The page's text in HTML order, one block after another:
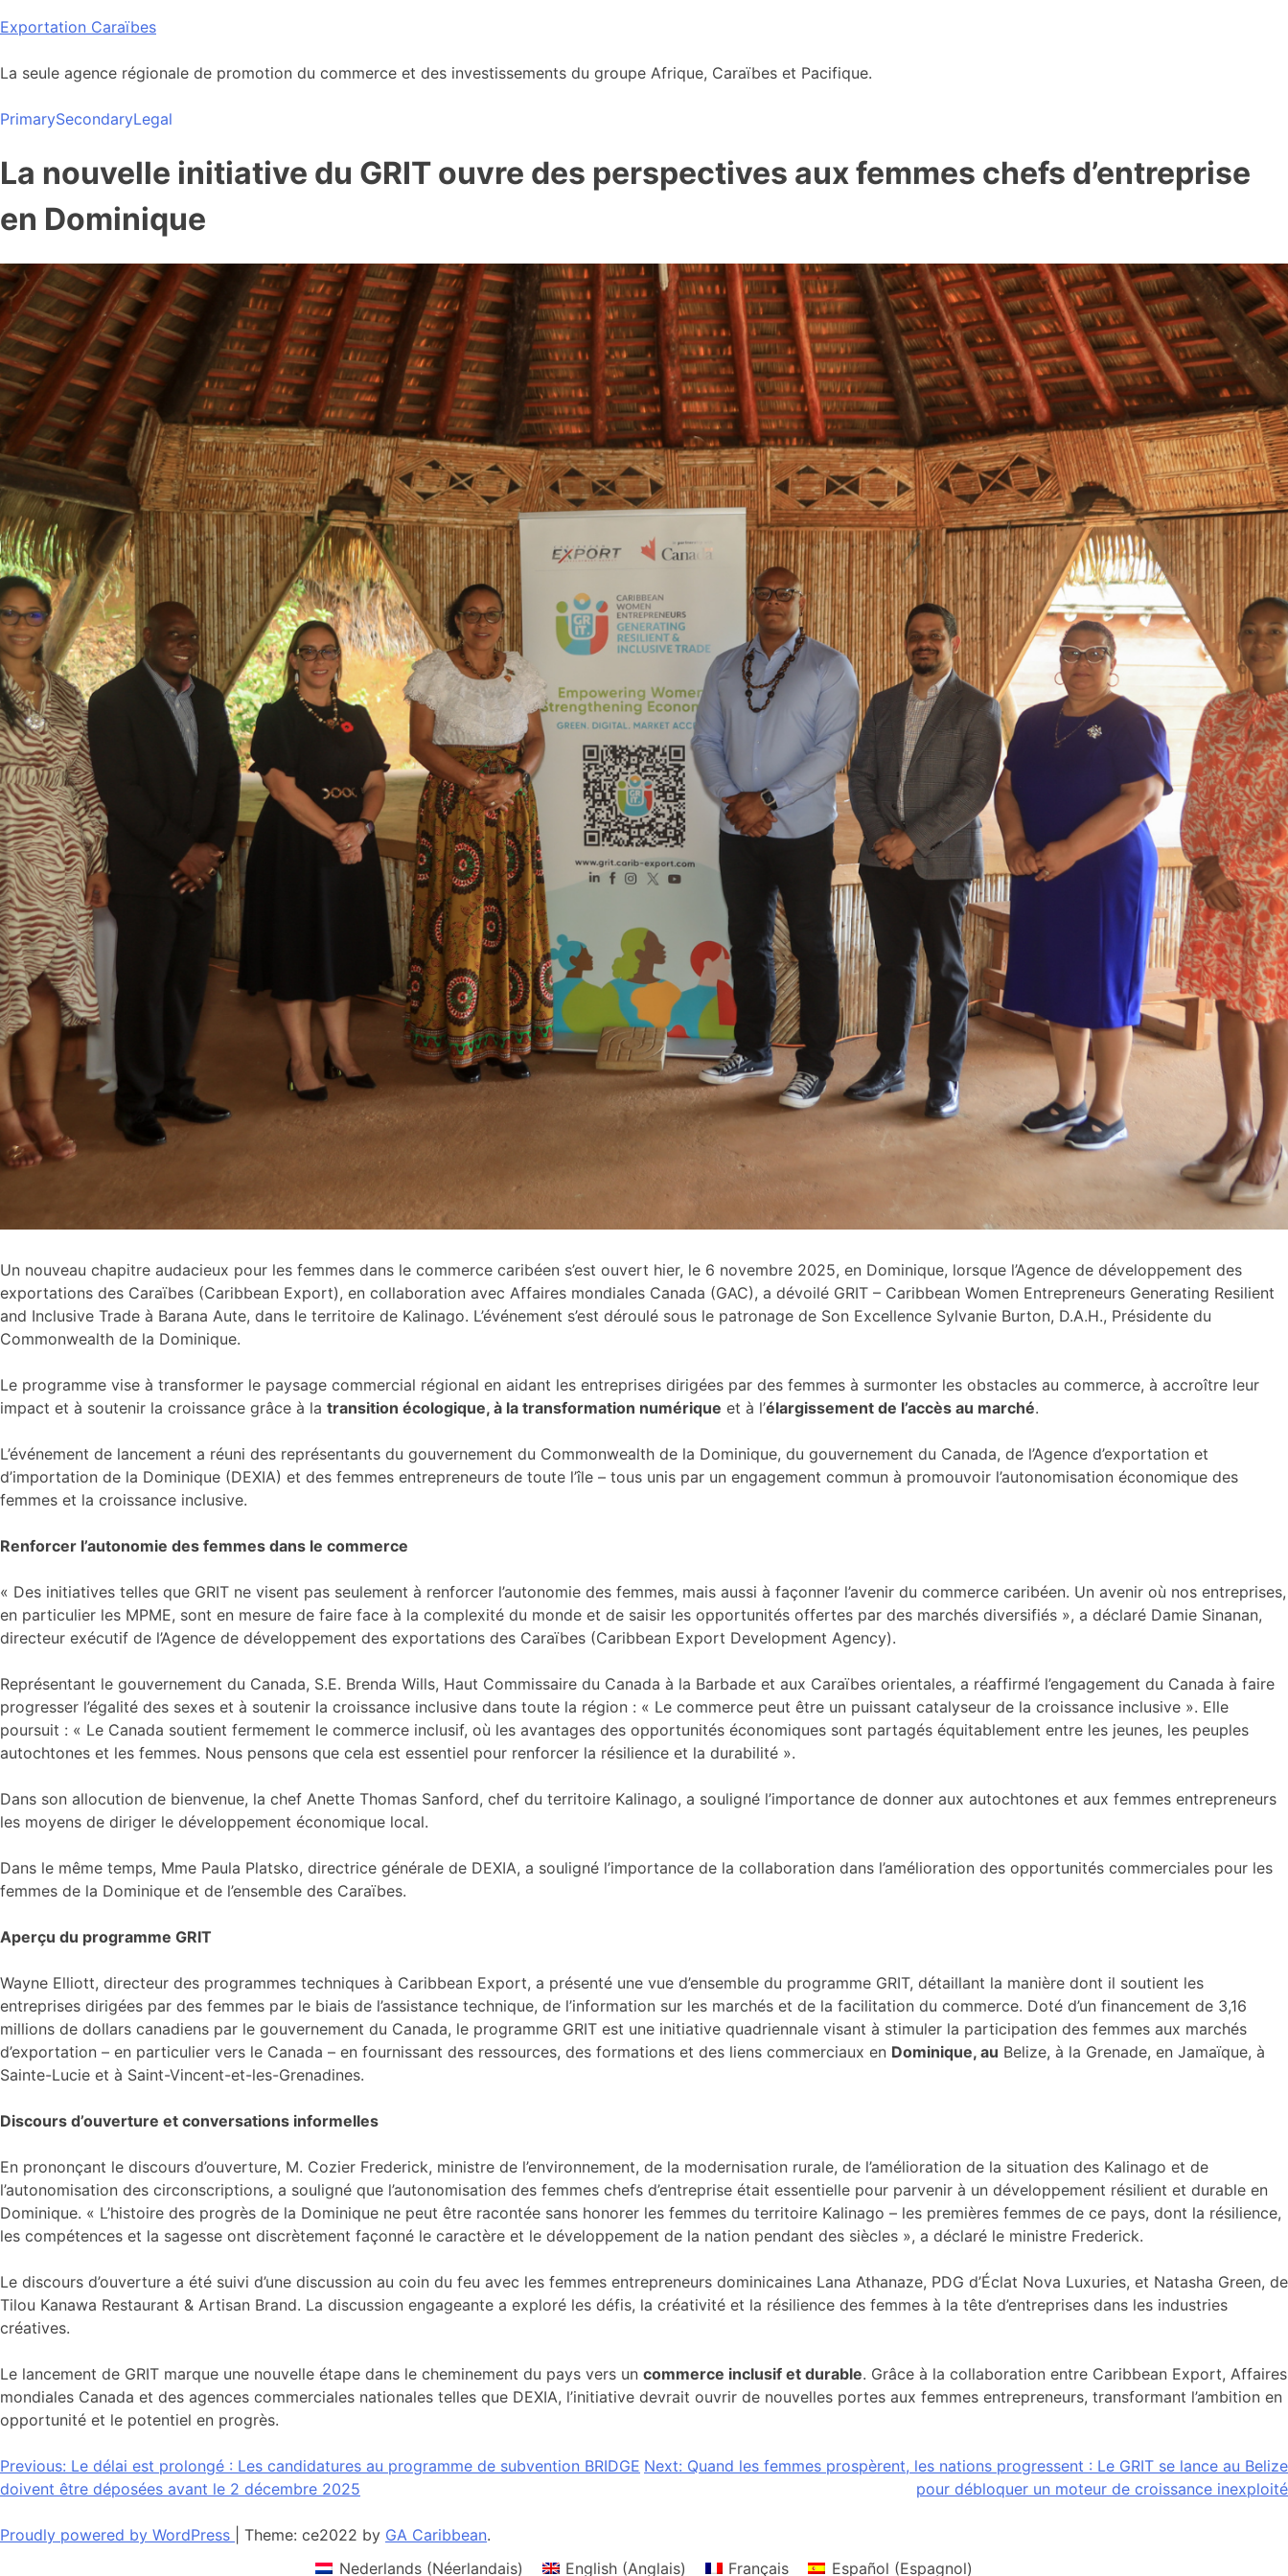
Skip
content
Exportation Caraïbes
La seule agence régionale de promotion du commerce et des investissements du groupe Afrique, Caraïbes et Pacifique.
PrimarySecondaryLegal
La nouvelle initiative du GRIT ouvre des perspectives aux femmes chefs d’entreprise
en Dominique
Un nouveau chapitre audacieux pour les femmes dans le commerce caribéen s’est ouvert hier, le 6 novembre 2025, en Dominique, lorsque l’Agence de développement des
exportations des Caraïbes (Caribbean Export), en collaboration avec Affaires mondiales Canada (GAC), a dévoilé GRIT – Caribbean Women Entrepreneurs Generating Resilient
and Inclusive Trade à Barana Aute, dans le territoire de Kalinago. L’événement s’est déroulé sous le patronage de Son Excellence Sylvanie Burton, D.A.H., Présidente du
Commonwealth de la Dominique.
Le programme vise à transformer le paysage commercial régional en aidant les entreprises dirigées par des femmes à surmonter les obstacles au commerce, à accroître leur
impact et à soutenir la croissance grâce à la transition écologique, à la transformation numérique et à l’élargissement de l’accès au marché.
L’événement de lancement a réuni des représentants du gouvernement du Commonwealth de la Dominique, du gouvernement du Canada, de l’Agence d’exportation et
d’importation de la Dominique (DEXIA) et des femmes entrepreneurs de toute l’île – tous unis par un engagement commun à promouvoir l’autonomisation économique des
femmes et la croissance inclusive.
Renforcer l’autonomie des femmes dans le commerce
« Des initiatives telles que GRIT ne visent pas seulement à renforcer l’autonomie des femmes, mais aussi à façonner l’avenir du commerce caribéen. Un avenir où nos entreprises,
en particulier les MPME, sont en mesure de faire face à la complexité du monde et de saisir les opportunités offertes par des marchés diversifiés », a déclaré Damie Sinanan,
directeur exécutif de l’Agence de développement des exportations des Caraïbes (Caribbean Export Development Agency).
Représentant le gouvernement du Canada, S.E. Brenda Wills, Haut Commissaire du Canada à la Barbade et aux Caraïbes orientales, a réaffirmé l’engagement du Canada à faire
progresser l’égalité des sexes et à soutenir la croissance inclusive dans toute la région : « Le commerce peut être un puissant catalyseur de la croissance inclusive ». Elle
poursuit : « Le Canada soutient fermement le commerce inclusif, où les avantages des opportunités économiques sont partagés équitablement entre les jeunes, les peuples
autochtones et les femmes. Nous pensons que cela est essentiel pour renforcer la résilience et la durabilité ».
Dans son allocution de bienvenue, la chef Anette Thomas Sanford, chef du territoire Kalinago, a souligné l’importance de donner aux autochtones et aux femmes entrepreneurs
les moyens de diriger le développement économique local.
Dans le même temps, Mme Paula Platsko, directrice générale de DEXIA, a souligné l’importance de la collaboration dans l’amélioration des opportunités commerciales pour les
femmes de la Dominique et de l’ensemble des Caraïbes.
Aperçu du programme GRIT
Wayne Elliott, directeur des programmes techniques à Caribbean Export, a présenté une vue d’ensemble du programme GRIT, détaillant la manière dont il soutient les
entreprises dirigées par des femmes par le biais de l’assistance technique, de l’information sur les marchés et de la facilitation du commerce. Doté d’un financement de 3,16
millions de dollars canadiens par le gouvernement du Canada, le programme GRIT est une initiative quadriennale visant à stimuler la participation des femmes aux marchés
d’exportation – en particulier vers le Canada – en fournissant des ressources, des formations et des liens commerciaux en Dominique, au Belize, à la Grenade, en Jamaïque, à
Sainte-Lucie et à Saint-Vincent-et-les-Grenadines.
Discours d’ouverture et conversations informelles
En prononçant le discours d’ouverture, M. Cozier Frederick, ministre de l’environnement, de la modernisation rurale, de l’amélioration de la situation des Kalinago et de
l’autonomisation des circonscriptions, a souligné que l’autonomisation des femmes chefs d’entreprise était essentielle pour parvenir à un développement résilient et durable en
Dominique. « L’histoire des progrès de la Dominique ne peut être racontée sans honorer les femmes du territoire Kalinago – les premières femmes de ce pays, dont la résilience,
les compétences et la sagesse ont discrètement façonné le caractère et le développement de la nation pendant des siècles », a déclaré le ministre Frederick.
Le discours d’ouverture a été suivi d’une discussion au coin du feu avec les femmes entrepreneurs dominicaines Lana Athanaze, PDG d’Éclat Nova Luxuries, et Natasha Green, de
Tilou Kanawa Restaurant & Artisan Brand. La discussion engageante a exploré les défis, la créativité et la résilience des femmes à la tête d’entreprises dans les industries
créatives.
Le lancement de GRIT marque une nouvelle étape dans le cheminement du pays vers un commerce inclusif et durable. Grâce à la collaboration entre Caribbean Export, Affaires
mondiales Canada et des agences commerciales nationales telles que DEXIA, l’initiative devrait ouvrir de nouvelles portes aux femmes entrepreneurs, transformant l’ambition en
opportunité et le potentiel en progrès.
Navigation
de
l’article
Previous: Le délai est prolongé : Les candidatures au programme de subvention BRIDGE
doivent être déposées avant le 2 décembre 2025
Next: Quand les femmes prospèrent, les nations progressent : Le GRIT se lance au Belize
pour débloquer un moteur de croissance inexploité
Proudly powered by WordPress Theme: ce2022 by GA Caribbean.
Nederlands(Néerlandais) English (Anglais) Français Español (Espagnol)